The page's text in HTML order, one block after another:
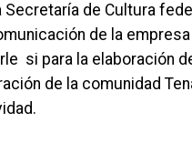
Secretaría de Cultura
de la
si para la elaboración
de la comunidad